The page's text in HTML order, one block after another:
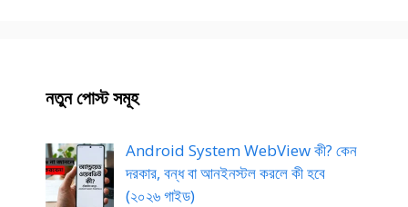
নতুন পোস্ট সমূহ
Android System WebView কী? কেন
দরকার, বন্ধ বা আনইনস্টল করলে কী হবে
(২০২৬ গাইড)